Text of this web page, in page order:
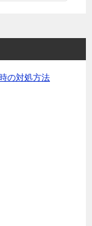
の対処方法